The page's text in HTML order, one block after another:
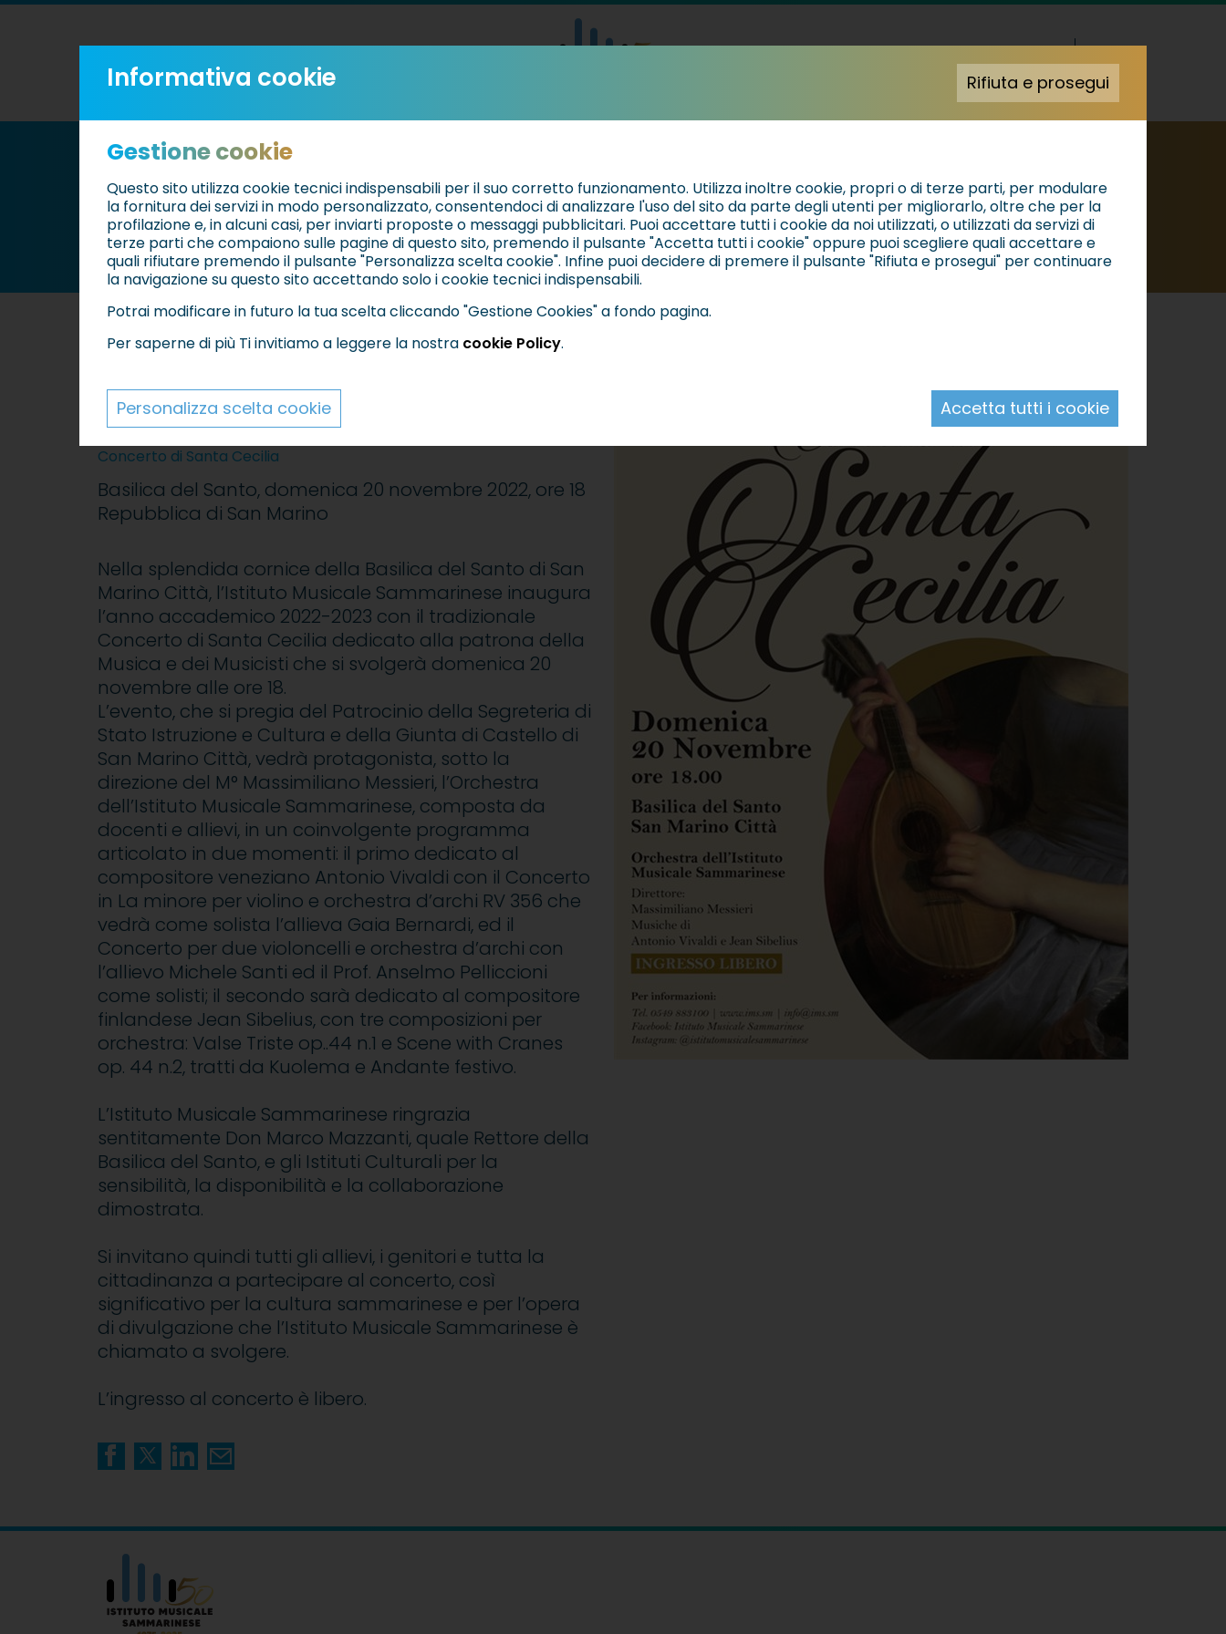
EVENTI & NEWS
20 novembre 2022
2022
Concerto di Santa Cecilia
Basilica del Santo, domenica 20 novembre 2022, ore 18
Repubblica di San Marino
Nella splendida cornice della Basilica del Santo di San
Marino Città, l’Istituto Musicale Sammarinese inaugura
l’anno accademico 2022-2023 con il tradizionale
Concerto di Santa Cecilia dedicato alla patrona della
Musica e dei Musicisti che si svolgerà domenica 20
novembre alle ore 18.
L’evento, che si pregia del Patrocinio della Segreteria di
Stato Istruzione e Cultura e della Giunta di Castello di
San Marino Città, vedrà protagonista, sotto la
direzione del M° Massimiliano Messieri, l’Orchestra
dell’Istituto Musicale Sammarinese, composta da
docenti e allievi, in un coinvolgente programma
articolato in due momenti: il primo dedicato al
compositore veneziano Antonio Vivaldi con il Concerto
in La minore per violino e orchestra d’archi RV 356 che
vedrà come solista l’allieva Gaia Bernardi, ed il
Concerto per due violoncelli e orchestra d’archi con
l’allievo Michele Santi ed il Prof. Anselmo Pelliccioni
come solisti; il secondo sarà dedicato al compositore
finlandese Jean Sibelius, con tre composizioni per
orchestra: Valse Triste op..44 n.1 e Scene with Cranes
op. 44 n.2, tratti da Kuolema e Andante festivo.
L’Istituto Musicale Sammarinese ringrazia
sentitamente Don Marco Mazzanti, quale Rettore della
Basilica del Santo, e gli Istituti Culturali per la
sensibilità, la disponibilità e la collaborazione
dimostrata.
Si invitano quindi tutti gli allievi, i genitori e tutta la
cittadinanza a partecipare al concerto, così
significativo per la cultura sammarinese e per l’opera
di divulgazione che l’Istituto Musicale Sammarinese è
chiamato a svolgere.
L’ingresso al concerto è libero.
Informativa cookie Rifiuta e prosegui
Gestione cookie
Questo sito utilizza cookie tecnici indispensabili per il suo corretto funzionamento. Utilizza inoltre cookie, propri o di terze parti, per modulare
la fornitura dei servizi in modo personalizzato, consentendoci di analizzare l'uso del sito da parte degli utenti per migliorarlo, oltre che per la
profilazione e, in alcuni casi, per inviarti proposte o messaggi pubblicitari. Puoi accettare tutti i cookie da noi utilizzati, o utilizzati da servizi di
terze parti che compaiono sulle pagine di questo sito, premendo il pulsante "Accetta tutti i cookie" oppure puoi scegliere quali accettare e
quali rifiutare premendo il pulsante "Personalizza scelta cookie". Infine puoi decidere di premere il pulsante "Rifiuta e prosegui" per continuare
la navigazione su questo sito accettando solo i cookie tecnici indispensabili.
Potrai modificare in futuro la tua scelta cliccando "Gestione Cookies" a fondo pagina.
Per saperne di più Ti invitiamo a leggere la nostra cookie Policy.
Personalizza scelta cookie Accetta tutti i cookie